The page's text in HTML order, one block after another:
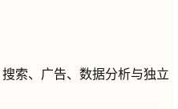
搜索、广告、数据分析与独立